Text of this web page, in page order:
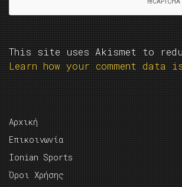
This site uses Akismet to
Learn how your comment data
Αρχική
Επικοινωνία
Ionian Sports
Όροι Χρήσης